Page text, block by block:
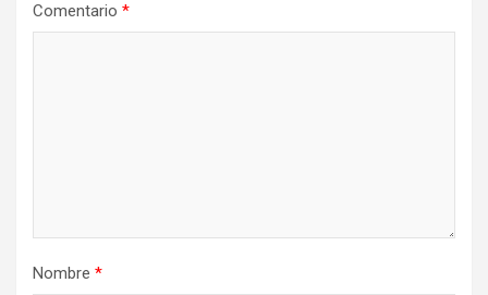
Comentario *
Nombre *